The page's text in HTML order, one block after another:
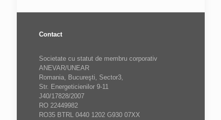
Contact
Societate cu statut de membru corporativ
ANEVAR/UNEAR
Romania, Bucureşti, Sector3,
Str. Energeticienilor 9-11
J40/17828/2007
RO 22449982
RO35 BTRL 0440 1202 G930 07XX